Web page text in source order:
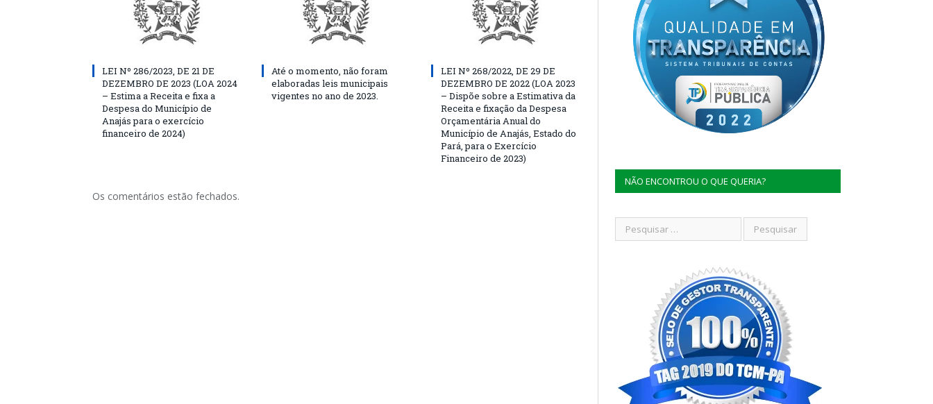
LEI Nº 286/2023, DE 21 DE
DEZEMBRO DE 2023 (LOA 2024
– Estima a Receita e fixa a
Despesa do Município de
Anajás para o exercício
financeiro de 2024)
Até o momento, não foram
elaboradas leis municipais
vigentes no ano de 2023.
LEI Nº 268/2022, DE 29 DE
DEZEMBRO DE 2022 (LOA 2023
– Dispõe sobre a Estimativa da
Receita e fixação da Despesa
Orçamentária Anual do
Município de Anajás, Estado do
Pará, para o Exercício
Financeiro de 2023)
Os comentários estão fechados.
NÃO ENCONTROU O QUE QUERIA?